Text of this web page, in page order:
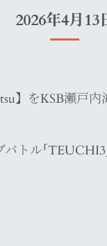
2026年4月13
】をKSB瀬戸内
トル「